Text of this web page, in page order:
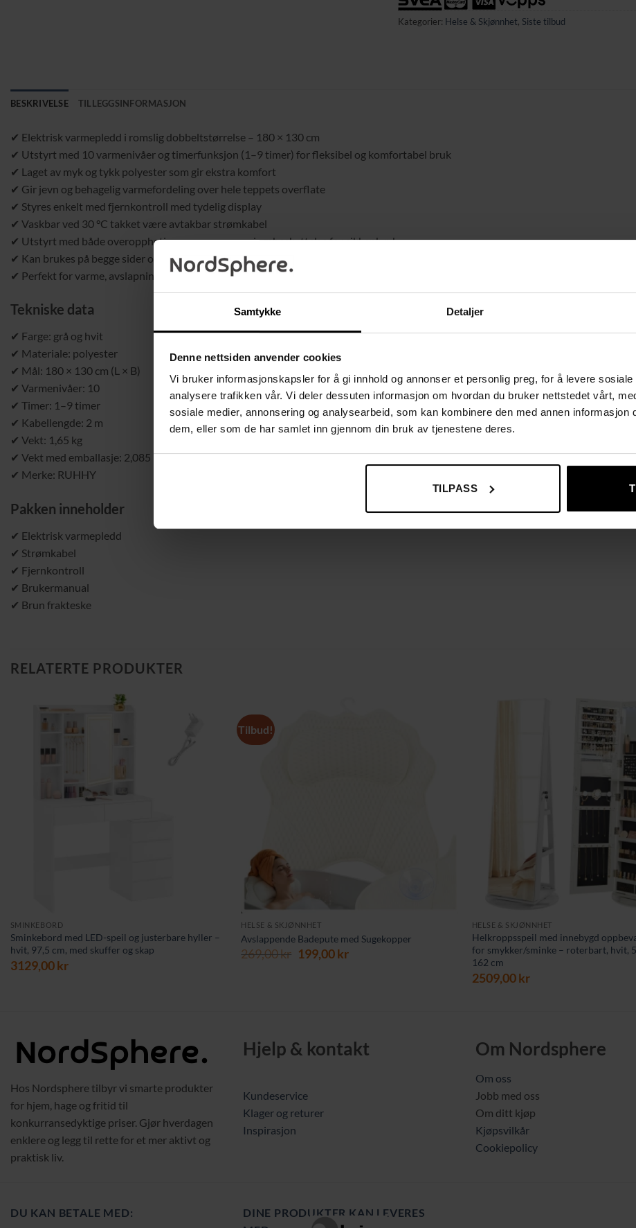
Samtykke Detaljer
Denne nettsiden anvender cookies
Vi bruker informasjonskapsler for å gi innhold og annonser et personlig preg, for å levere
analysere trafikken vår. Vi deler dessuten informasjon om hvordan du bruker nettstedet vårt,
sosiale medier, annonsering og analysearbeid, som kan kombinere den med annen informasjon
dem, eller som de har samlet inn gjennom din bruk av tjenestene deres.
TILPASS
Kategorier: Helse & Skjønnhet, Siste tilbud
BESKRIVELSE TILLEGGSINFORMASJON
✔ Elektrisk varmepledd i romslig dobbeltstørrelse – 180 × 130 cm
✔ Utstyrt med 10 varmenivåer og timerfunksjon (1–9 timer) for fleksibel og komfortabel bruk
✔ Laget av myk og tykk polyester som gir ekstra komfort
✔ Gir jevn og behagelig varmefordeling over hele teppets overflate
✔ Styres enkelt med fjernkontroll med tydelig display
✔ Vaskbar ved 30 °C takket være avtakbar strømkabel
✔ Utstyrt med både overopphetings- og overspenningsbeskyttelse for sikker bruk
✔ Kan brukes på begge sider og er designet med et dekorativt mønster
✔ Perfekt for varme, avslapning og økt velvære på kalde dager
Tekniske data
✔ Farge: grå og hvit
✔ Materiale: polyester
✔ Mål: 180 × 130 cm (L × B)
✔ Varmenivåer: 10
✔ Timer: 1–9 timer
✔ Kabellengde: 2 m
✔ Vekt: 1,65 kg
✔ Vekt med emballasje: 2,085 kg
✔ Merke: RUHHY
Pakken inneholder
✔ Elektrisk varmepledd
✔ Strømkabel
✔ Fjernkontroll
✔ Brukermanual
✔ Brun frakteske
RELATERTE PRODUKTER
SMINKEBORD
Sminkebord med LED-speil og justerbare hyller –
hvit, 97,5 cm, med skuffer og skap
3129,00kr
Tilbud!
HELSE & SKJØNNHET
Avslappende Badepute med Sugekopper
269,00kr Opprinnelig
199,00krNåværende
HELSE & SKJØNNHET
Helkroppsspeil med innebygd
for smykker/sminke – roterbart, hvit,
162 cm
2509,00kr
Hos Nordsphere tilbyr vi smarte produkter
for hjem, hage og fritid til
konkurransedyktige priser. Gjør hverdagen
enklere og legg til rette for et mer aktivt og
praktisk liv.
Hjelp & kontakt
Kundeservice
Klager og returer
Inspirasjon
Om Nordsphere
Om oss
Jobb med oss
Om ditt kjøp
Kjøpsvilkår
Cookiepolicy
DU KAN BETALE MED:
DINE PRODUKTER KAN LEVERES